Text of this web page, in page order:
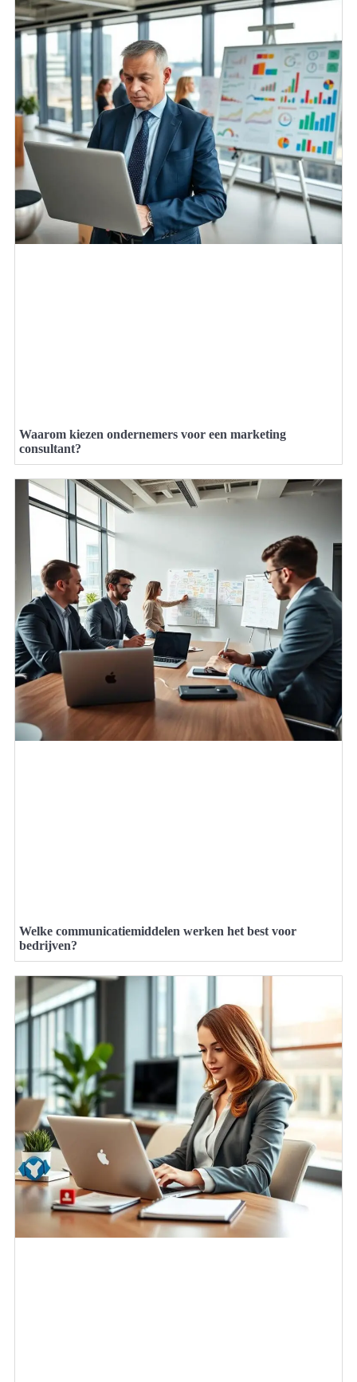
Waarom kiezen ondernemers voor een marketing
consultant?
Welke communicatiemiddelen werken het best voor
bedrijven?